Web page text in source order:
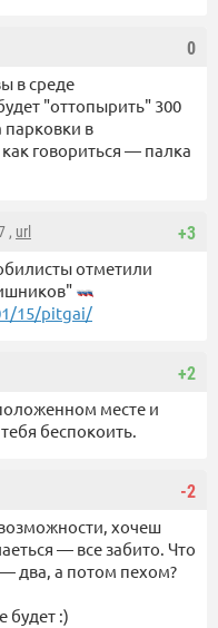
0
в среде
"оттопырить" 300
парковки в
говориться — палка
+3
, url
отметили
15/pitgai/
+2
месте и
беспокоить.
-2
хочеш
— все забито. Что
два, а потом пехом?
будет :)